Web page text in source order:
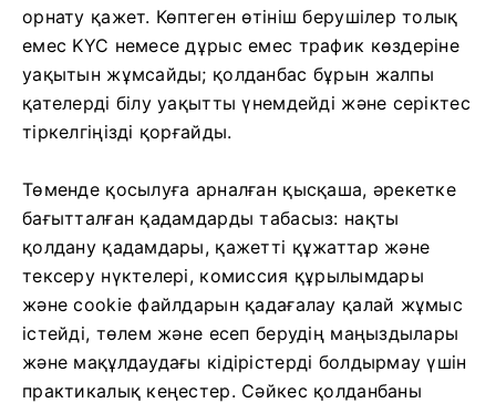
орнату қажет. Көптеген өтініш берушілер толық
емес KYC немесе дұрыс емес трафик көздеріне
уақытын жұмсайды; қолданбас бұрын жалпы
қателерді білу уақытты үнемдейді және серіктес
тіркелгіңізді қорғайды.
Төменде қосылуға арналған қысқаша, әрекетке
бағытталған қадамдарды табасыз: нақты
қолдану қадамдары, қажетті құжаттар және
тексеру нүктелері, комиссия құрылымдары
және cookie файлдарын қадағалау қалай жұмыс
істейді, төлем және есеп берудің маңыздылары
және мақұлдаудағы кідірістерді болдырмау үшін
практикалық кеңестер. Сәйкес қолданбаны